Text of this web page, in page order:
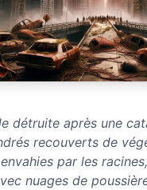
détruite après une
recouverts de
par les
nuages de